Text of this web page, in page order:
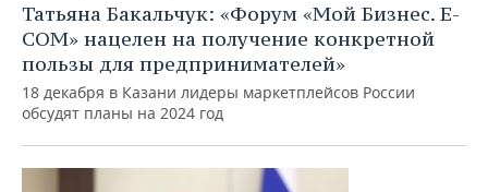
Татьяна Бакальчук: «Форум «Мой Бизнес. E-
COM» нацелен на получение конкретной
пользы для предпринимателей»
18 декабря в Казани лидеры маркетплейсов России
обсудят планы на 2024 год